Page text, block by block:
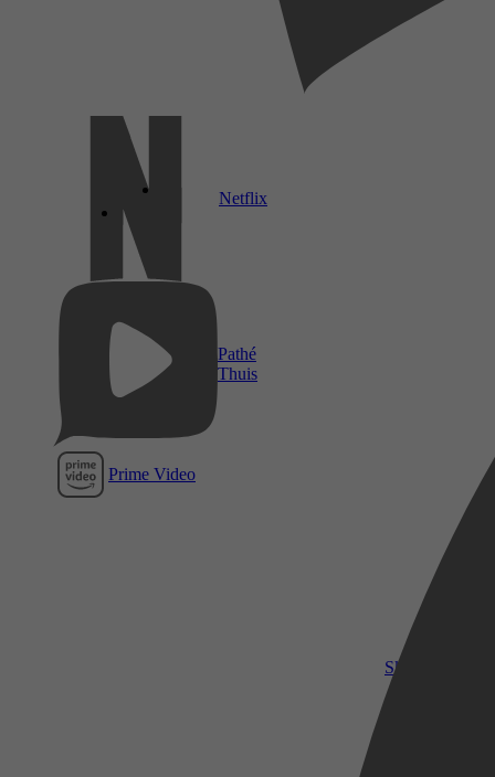
Netflix
Pathé
Thuis
Prime Video
SkyShowtime